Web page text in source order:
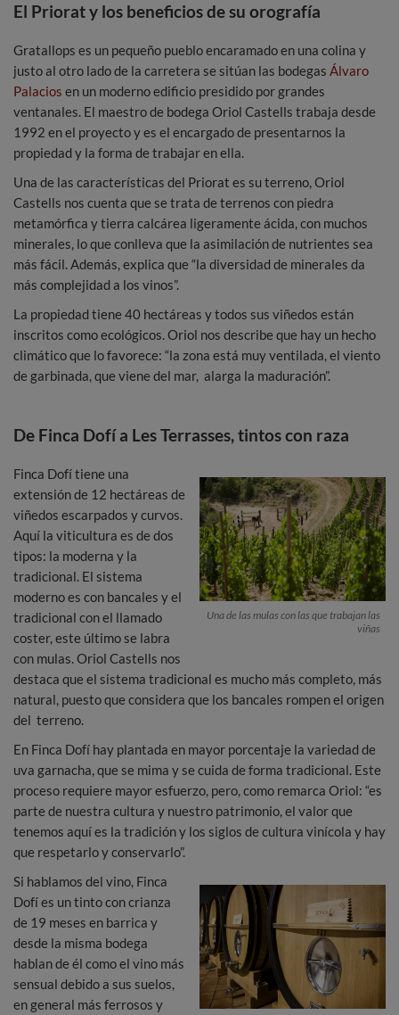
El Priorat y los beneficios de su orografía
Gratallops es un pequeño pueblo encaramado en una colina y
justo al otro lado de la carretera se sitúan las bodegas Álvaro
Palacios en un moderno edificio presidido por grandes
ventanales. El maestro de bodega Oriol Castells trabaja desde
1992 en el proyecto y es el encargado de presentarnos la
propiedad y la forma de trabajar en ella.
Una de las características del Priorat es su terreno, Oriol
Castells nos cuenta que se trata de terrenos con piedra
metamórfica y tierra calcárea ligeramente ácida, con muchos
minerales, lo que conlleva que la asimilación de nutrientes sea
más fácil. Además, explica que “la diversidad de minerales da
más complejidad a los vinos”.
La propiedad tiene 40 hectáreas y todos sus viñedos están
inscritos como ecológicos. Oriol nos describe que hay un hecho
climático que lo favorece: “la zona está muy ventilada, el viento
de garbinada, que viene del mar, alarga la maduración”.
De Finca Dofí a Les Terrasses, tintos con raza
Una de las mulas con las que trabajan las
viñas
Finca Dofí tiene una
extensión de 12 hectáreas de
viñedos escarpados y curvos.
Aquí la viticultura es de dos
tipos: la moderna y la
tradicional. El sistema
moderno es con bancales y el
tradicional con el llamado
coster, este último se labra
con mulas. Oriol Castells nos
destaca que el sistema tradicional es mucho más completo, más
natural, puesto que considera que los bancales rompen el origen
del terreno.
En Finca Dofí hay plantada en mayor porcentaje la variedad de
uva garnacha, que se mima y se cuida de forma tradicional. Este
proceso requiere mayor esfuerzo, pero, como remarca Oriol: “es
parte de nuestra cultura y nuestro patrimonio, el valor que
tenemos aquí es la tradición y los siglos de cultura vinícola y hay
que respetarlo y conservarlo”.
Si hablamos del vino, Finca
Dofí es un tinto con crianza
de 19 meses en barrica y
desde la misma bodega
hablan de él como el vino más
sensual debido a sus suelos,
en general más ferrosos y